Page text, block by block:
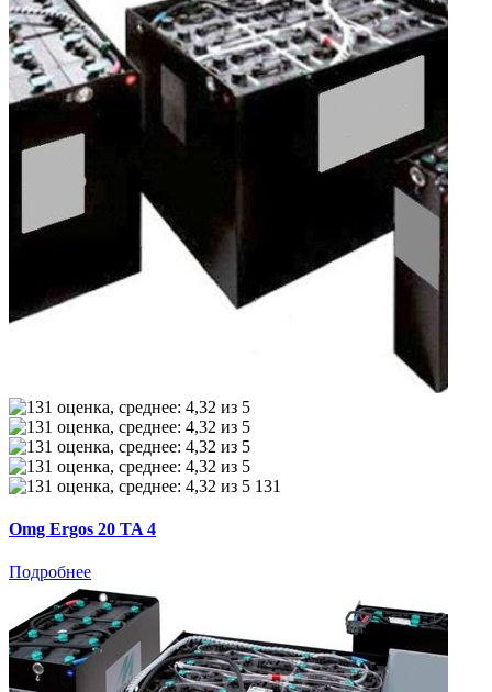
131
Omg Ergos 20 TA 4
Подробнее